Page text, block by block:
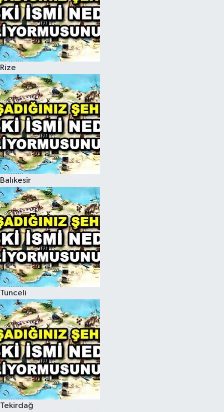
Rize
Balıkesir
Tunceli
Tekirdağ